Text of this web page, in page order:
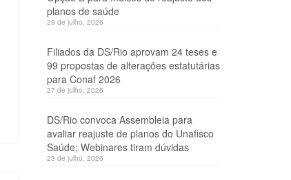
planos de saúde
29 de julho, 2026
Filiados da DS/Rio aprovam 24 teses e
99 propostas de alterações estatutárias
para Conaf 2026
27 de julho, 2026
DS/Rio convoca Assembleia para
avaliar reajuste de planos do Unafisco
Saúde; Webinares tiram dúvidas
23 de julho, 2026